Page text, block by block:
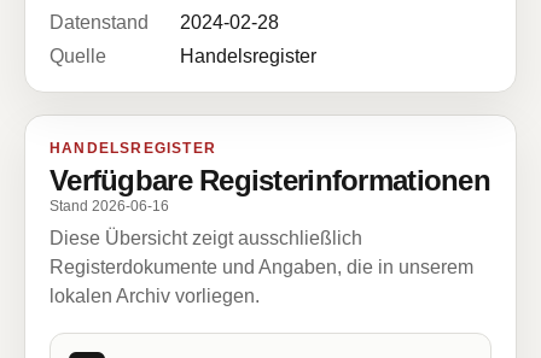
Datenstand
2024-02-28
Quelle
Handelsregister
HANDELSREGISTER
Verfügbare Registerinformationen
Stand 2026-06-16
Diese Übersicht zeigt ausschließlich
Registerdokumente und Angaben, die in unserem
lokalen Archiv vorliegen.